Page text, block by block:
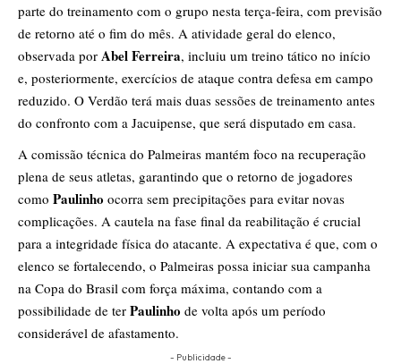
parte do treinamento com o grupo nesta terça-feira, com previsão
de retorno até o fim do mês. A atividade geral do elenco,
observada por Abel Ferreira, incluiu um treino tático no início
e, posteriormente, exercícios de ataque contra defesa em campo
reduzido. O Verdão terá mais duas sessões de treinamento antes
do confronto com a Jacuipense, que será disputado em casa.
A comissão técnica do Palmeiras mantém foco na recuperação
plena de seus atletas, garantindo que o retorno de jogadores
como Paulinho ocorra sem precipitações para evitar novas
complicações. A cautela na fase final da reabilitação é crucial
para a integridade física do atacante. A expectativa é que, com o
elenco se fortalecendo, o Palmeiras possa iniciar sua campanha
na Copa do Brasil com força máxima, contando com a
possibilidade de ter Paulinho de volta após um período
considerável de afastamento.
- Publicidade -